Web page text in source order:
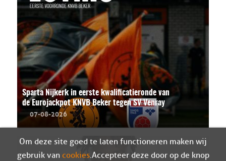
Sparta Nijkerk in eerste kwalificatieronde van
de Eurojackpot KNVB Beker tegen SV Venray
07-08-2026
Om deze site goed te laten functioneren maken wij
gebruik van cookies. Accepteer deze door op de knop